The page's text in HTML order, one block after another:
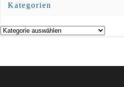
Kategorien
Kategorien